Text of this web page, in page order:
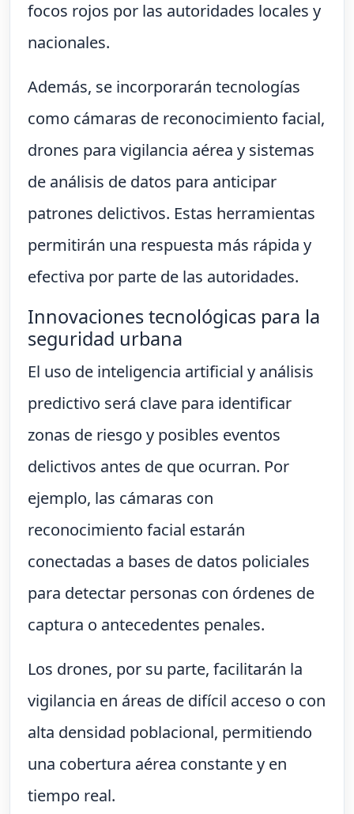
focos rojos por las autoridades locales y
nacionales.
Además, se incorporarán tecnologías
como cámaras de reconocimiento facial,
drones para vigilancia aérea y sistemas
de análisis de datos para anticipar
patrones delictivos. Estas herramientas
permitirán una respuesta más rápida y
efectiva por parte de las autoridades.
Innovaciones tecnológicas para la
seguridad urbana
El uso de inteligencia artificial y análisis
predictivo será clave para identificar
zonas de riesgo y posibles eventos
delictivos antes de que ocurran. Por
ejemplo, las cámaras con
reconocimiento facial estarán
conectadas a bases de datos policiales
para detectar personas con órdenes de
captura o antecedentes penales.
Los drones, por su parte, facilitarán la
vigilancia en áreas de difícil acceso o con
alta densidad poblacional, permitiendo
una cobertura aérea constante y en
tiempo real.